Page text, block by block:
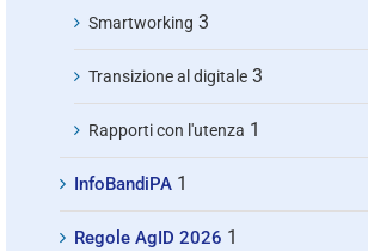
Smartworking 3
Transizione al digitale 3
Rapporti con l'utenza 1
InfoBandiPA 1
Regole AgID 2026 1